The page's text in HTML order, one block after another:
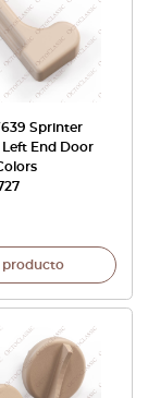
Sprinter
End Door
producto